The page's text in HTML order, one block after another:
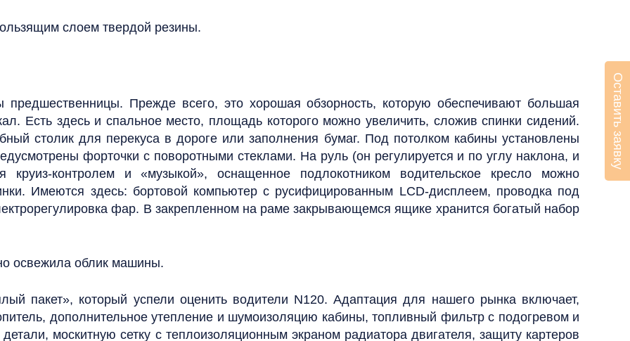
слоем твердой резины.
Прежде всего, это хорошая обзорность, которую обеспечивают большая
Есть здесь и спальное место, площадь которого можно увеличить, сложив спинки сидений.
столик для перекуса в дороге или заполнения бумаг. Под потолком кабины установлены
форточки с поворотными стеклами. На руль (он регулируется и по углу наклона, и
контролем и «музыкой», оснащенное подлокотником водительское кресло можно
Имеются здесь: бортовой компьютер с русифицированным LCD-дисплеем, проводка под
фар. В закрепленном на раме закрывающемся ящике хранится богатый набор
освежила облик машины.
пакет», который успели оценить водители N120. Адаптация для нашего рынка включает,
дополнительное утепление и шумоизоляцию кабины, топливный фильтр с подогревом и
москитную сетку с теплоизоляционным экраном радиатора двигателя, защиту картеров
Оставить заявку